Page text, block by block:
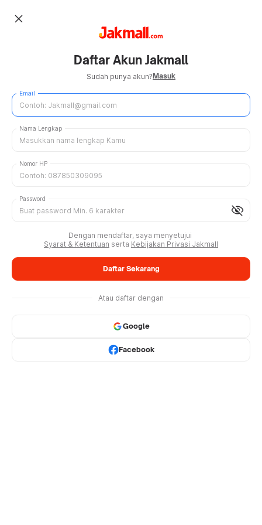
close
Daftar Akun Jakmall
Sudah punya akun?Masuk
Email
Nama Lengkap
Nomor HP
visibility_off
Password
Dengan mendaftar, saya menyetujui
Syarat & Ketentuan serta Kebijakan Privasi Jakmall
Daftar Sekarang
Atau daftar dengan
Google
Facebook